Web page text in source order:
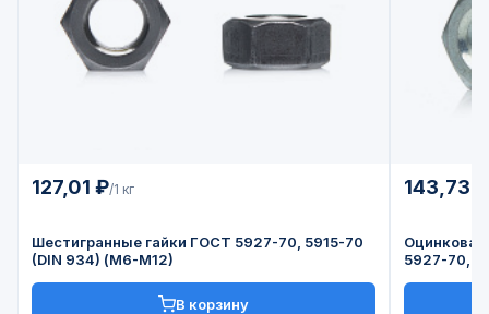
Шестигранные гайки ГОСТ 5927-70, 5915-70
(DIN 934) (М6-М12)
127,01 ₽/1 кг
В корзину
5927-70,
143,73 ₽